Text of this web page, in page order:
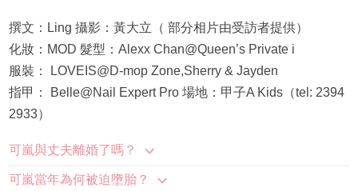
撰文：Ling 攝影：黃大立（ 部分相片由受訪者提供）
化妝：MOD 髮型：Alexx Chan@Queen’s Private i
服裝： LOVEIS@D-mop Zone,Sherry & Jayden
指甲： Belle@Nail Expert Pro 場地：甲子A Kids（tel: 2394
2933）
可嵐與丈夫離婚了嗎？
可嵐當年為何被迫墮胎？